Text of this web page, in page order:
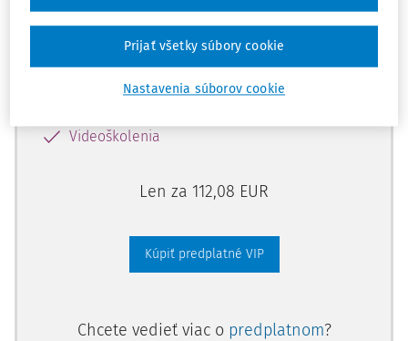
Vďaka tomu získate aj:
Všetky praktické nástroje: vzory, smart
Videoškolenia
Len za 112,08 EUR
Kúpiť predplatné VIP
Chcete vedieť viac o predplatnom?
Nastavenia súborov cookie
Prijať všetky súbory cookie